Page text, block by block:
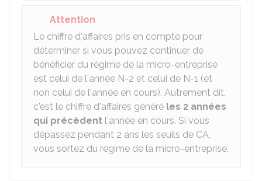
Attention
Le chiffre d'affaires pris en compte pour
déterminer si vous pouvez continuer de
bénéficier du régime de la micro-entreprise
est celui de l'année N-2 et celui de N-1 (et
non celui de l'année en cours). Autrement dit,
c'est le chiffre d'affaires généré les 2 années
qui précèdent l'année en cours. Si vous
dépassez pendant 2 ans les seuils de CA,
vous sortez du régime de la micro-entreprise.